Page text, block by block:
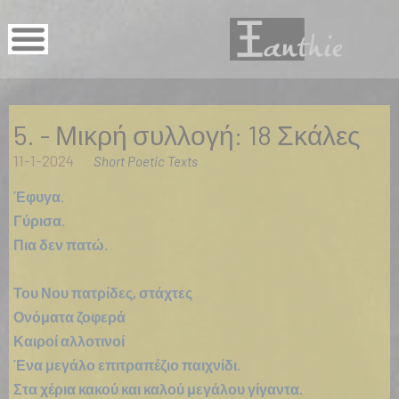
5. - Μικρή συλλογή: 18 Σκάλες
11-1-2024 Short Poetic Texts
Έφυγα.
Γύρισα.
Πια δεν πατώ.
Του Νου πατρίδες, στάχτες
Ονόματα ζοφερά
Καιροί αλλοτινοί
Ένα μεγάλο επιτραπέζιο παιχνίδι.
Στα χέρια κακού και καλού μεγάλου γίγαντα.